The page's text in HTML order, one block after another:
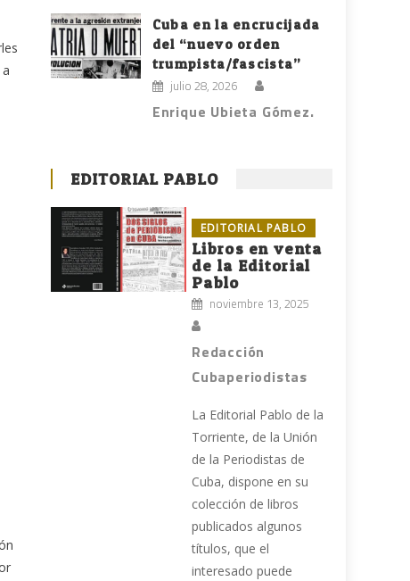
Cuba en la encrucijada
del “nuevo orden
trumpista/fascista”
julio 28, 2026
Enrique Ubieta Gómez.
EDITORIAL PABLO
EDITORIAL PABLO
Libros en venta
de la Editorial
Pablo
noviembre 13, 2025
Redacción
Cubaperiodistas
La Editorial Pablo de la
Torriente, de la Unión
de la Periodistas de
Cuba, dispone en su
colección de libros
publicados algunos
títulos, que el
interesado puede